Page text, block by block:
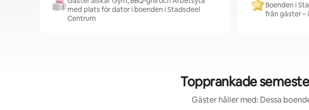
med plats för dator i boenden i Stadsdeel
Centrum
Boenden i
från gäster –
Topprankade
Gäster håller med: Dessa